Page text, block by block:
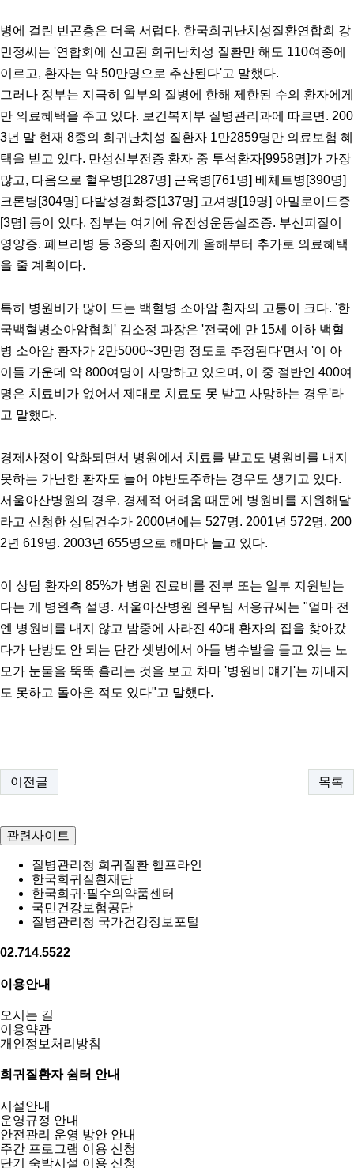
병에 걸린 빈곤층은 더욱 서럽다. 한국희귀난치성질환연합회 강
민정씨는 '연합회에 신고된 희귀난치성 질환만 해도 110여종에
이르고, 환자는 약 50만명으로 추산된다'고 말했다.
그러나 정부는 지극히 일부의 질병에 한해 제한된 수의 환자에게
만 의료혜택을 주고 있다. 보건복지부 질병관리과에 따르면. 200
3년 말 현재 8종의 희귀난치성 질환자 1만2859명만 의료보험 혜
택을 받고 있다. 만성신부전증 환자 중 투석환자[9958명]가 가장
많고, 다음으로 혈우병[1287명] 근육병[761명] 베체트병[390명]
크론병[304명] 다발성경화증[137명] 고셔병[19명] 아밀로이드증
[3명] 등이 있다. 정부는 여기에 유전성운동실조증. 부신피질이
영양증. 페브리병 등 3종의 환자에게 올해부터 추가로 의료혜택
을 줄 계획이다.
특히 병원비가 많이 드는 백혈병 소아암 환자의 고통이 크다. '한
국백혈병소아암협회' 김소정 과장은 '전국에 만 15세 이하 백혈
병 소아암 환자가 2만5000~3만명 정도로 추정된다'면서 '이 아
이들 가운데 약 800여명이 사망하고 있으며, 이 중 절반인 400여
명은 치료비가 없어서 제대로 치료도 못 받고 사망하는 경우'라
고 말했다.
경제사정이 악화되면서 병원에서 치료를 받고도 병원비를 내지
못하는 가난한 환자도 늘어 야반도주하는 경우도 생기고 있다.
서울아산병원의 경우. 경제적 어려움 때문에 병원비를 지원해달
라고 신청한 상담건수가 2000년에는 527명. 2001년 572명. 200
2년 619명. 2003년 655명으로 해마다 늘고 있다.
이 상담 환자의 85%가 병원 진료비를 전부 또는 일부 지원받는
다는 게 병원측 설명. 서울아산병원 원무팀 서용규씨는 "얼마 전
엔 병원비를 내지 않고 밤중에 사라진 40대 환자의 집을 찾아갔
다가 난방도 안 되는 단칸 셋방에서 아들 병수발을 들고 있는 노
모가 눈물을 뚝뚝 흘리는 것을 보고 차마 '병원비 얘기'는 꺼내지
도 못하고 돌아온 적도 있다"고 말했다.
이전글 목록
관련사이트
질병관리청 희귀질환 헬프라인
한국희귀질환재단
한국희귀·필수의약품센터
국민건강보험공단
질병관리청 국가건강정보포털
02.714.5522
이용안내
오시는 길
이용약관
개인정보처리방침
희귀질환자 쉼터 안내
시설안내
운영규정 안내
안전관리 운영 방안 안내
주간 프로그램 이용 신청
단기 숙박시설 이용 신청